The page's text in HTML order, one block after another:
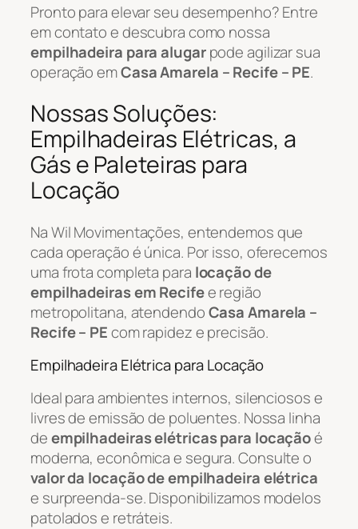
Pronto para elevar seu desempenho? Entre
em contato e descubra como nossa
empilhadeira para alugarpode agilizar sua
operação emCasa Amarela – Recife – PE.
Nossas Soluções:
Empilhadeiras Elétricas, a
Gás e Paleteiras para
Locação
Na Wil Movimentações, entendemos que
cada operação é única. Por isso, oferecemos
uma frota completa para locação de
empilhadeiras em Recifee região
metropolitana, atendendoCasa Amarela –
Recife – PEcom rapidez e precisão.
Empilhadeira Elétrica para Locação
Ideal para ambientes internos, silenciosos e
livres de emissão de poluentes. Nossa linha
deempilhadeiras elétricas para locaçãoé
moderna, econômica e segura. Consulte o
valor da locação de empilhadeira elétrica
e surpreenda-se. Disponibilizamos modelos
patolados e retráteis.